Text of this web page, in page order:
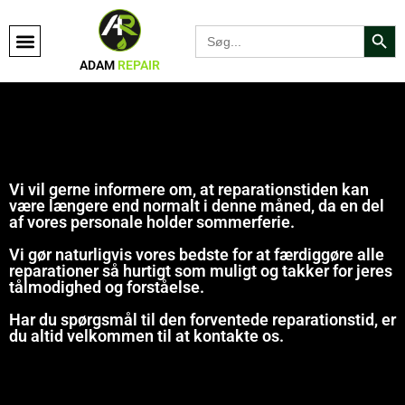
ADAM REPAIR
Search
for:
Search
Vi vil gerne informere om, at reparationstiden kan
være længere end normalt i denne måned, da en del
af vores personale holder sommerferie.
Vi gør naturligvis vores bedste for at færdiggøre alle
reparationer så hurtigt som muligt og takker for jeres
tålmodighed og forståelse.
Har du spørgsmål til den forventede reparationstid, er
du altid velkommen til at kontakte os.